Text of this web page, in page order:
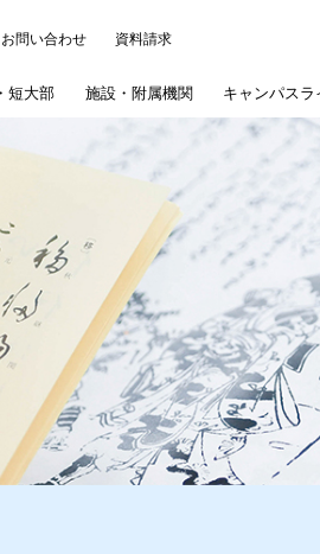
お問い合わせ 資料請求
短大部 施設・ 附属機関 キャンパス ラ
情報公開 産
採用情報 同窓会
病院・学校
紫雲祭 国際交流・国際
在学生の皆さんへ
について
司書講習・司書補講習
文学研究科入試概要
制度 募集要項 イン
機関リポジトリ 学